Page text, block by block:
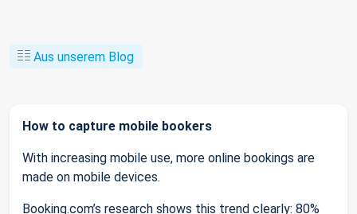
Aus unserem Blog
How to capture mobile bookers
With increasing mobile use, more online bookings are
made on mobile devices.
Booking.com’s research shows this trend clearly: 80%